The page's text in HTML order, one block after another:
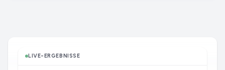
LIVE-ERGEBNISSE